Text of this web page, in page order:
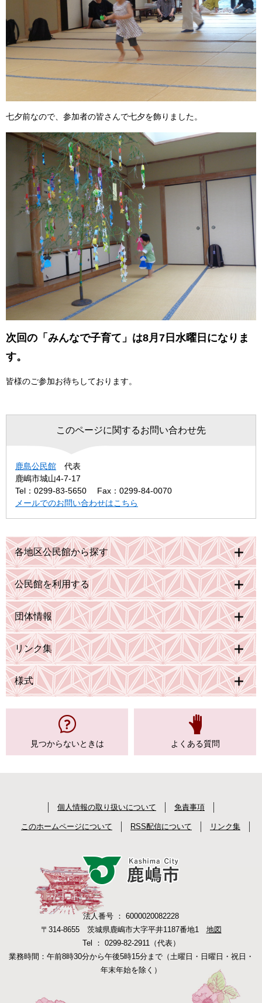
七夕前なので、参加者の皆さんで七夕を飾りました。
次回の「みんなで子育て」は8月7日水曜日になりま
す。
皆様のご参加お待ちしております。
このページに関するお問い合わせ先
鹿島公民館
代表
鹿嶋市城山4-7-17
Tel：0299-83-5650
Fax：0299-84-0070
メールでのお問い合わせはこちら
各地区公民館から探す
公民館を利用する
団体情報
リンク集
様式
見つからないときは よくある質問
個人情報の取り扱いについて 免責事項
このホームページについて RSS配信について リンク集
法人番号 ： 6000020082228
〒314-8655 茨城県鹿嶋市大字平井1187番地1 地図
Tel ： 0299-82-2911（代表）
業務時間：午前8時30分から午後5時15分まで（土曜日・日曜日・祝日・
年末年始を除く）